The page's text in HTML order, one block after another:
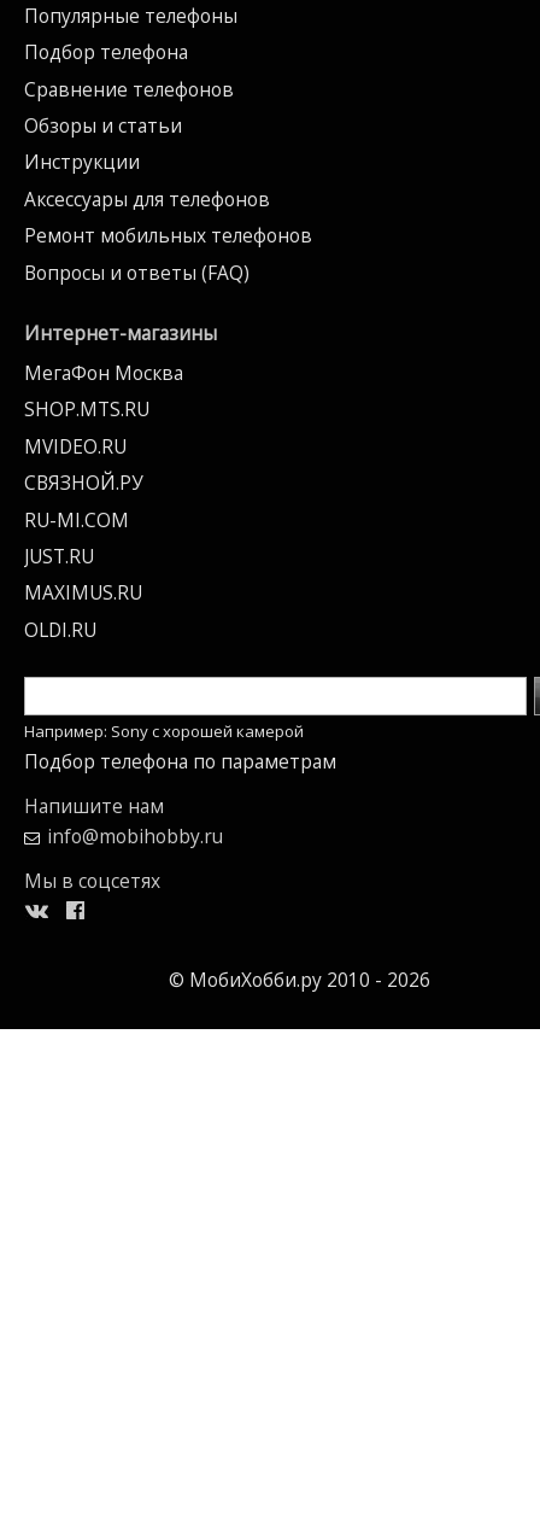
Популярные телефоны
Подбор телефона
Сравнение телефонов
Обзоры и статьи
Инструкции
Аксессуары для телефонов
Ремонт мобильных телефонов
Вопросы и ответы (FAQ)
Интернет-магазины
МегаФон Москва
SHOP.MTS.RU
MVIDEO.RU
СВЯЗНОЙ.РУ
RU-MI.COM
JUST.RU
MAXIMUS.RU
OLDI.RU
Например: Sony c хорошей камерой
Подбор телефона по параметрам
Напишите нам
info@mobihobby.ru
Мы в соцсетях
© МобиХобби.ру 2010 - 2026